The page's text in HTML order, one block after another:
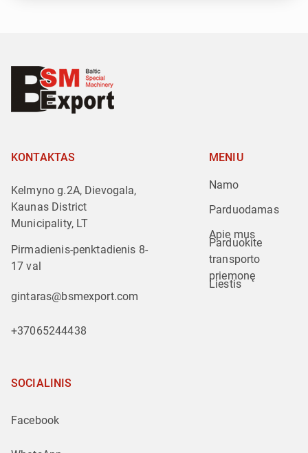
KONTAKTAS
Kelmyno g.2A, Dievogala,
Kaunas District
Municipality, LT
Pirmadienis-penktadienis 8-
17 val
gintaras@bsmexport.com
+37065244438
MENIU
Namo
Parduodamas
Apie mus
Parduokite
transporto
priemonę
Liestis
SOCIALINIS
Facebook